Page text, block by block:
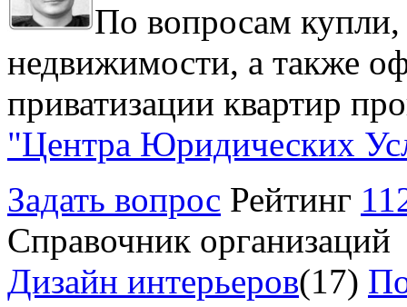
По вопросам
недвижимости, а также
приватизации квартир
"Центра Юридических
Задать вопрос Рейтинг
Справочник организаций
Дизайн интерьеров(17)